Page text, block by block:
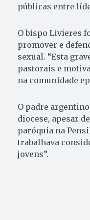
públicas entre
O bispo Livieres
promover e
sexual. “Esta
pastorais e
na comunidade
O padre
diocese, apesar
paróquia na
trabalhava
jovens”.